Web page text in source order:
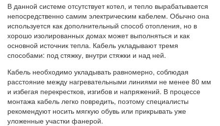
В данной системе отсутствует котел, и тепло вырабатывается
непосредственно самим электрическим кабелем. Обычно она
используется как дополнительный способ отопления, но в
хорошо изолированных домах может выполняться и как
основной источник тепла. Кабель укладывают тремя
способами: под стяжку, внутри стяжки и над ней.
Кабель необходимо укладывать равномерно, соблюдая
расстояние между нагревательными линиями не менее 80 мм
и избегая перекрестков, изгибов и напряжений. В процессе
монтажа кабель легко повредить, поэтому специалисты
рекомендуют носить мягкую обувь или прикрывать уже
уложенные участки фанерой.